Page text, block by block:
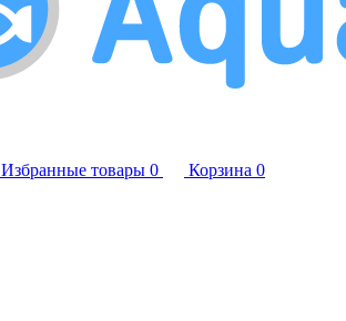
Избранные товары 0 Корзина 0